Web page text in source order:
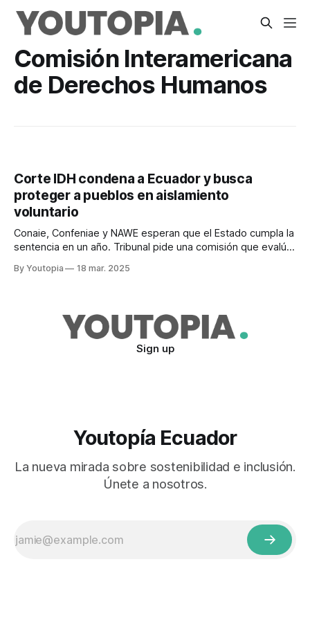
Comisión Interamericana
de Derechos Humanos
Corte IDH condena a Ecuador y busca
proteger a pueblos en aislamiento
voluntario
Conaie, Confeniae y NAWE esperan que el Estado cumpla la
sentencia en un año. Tribunal pide una comisión que evalúe
By Youtopia 18 mar. 2025
Sign up
Youtopía Ecuador
La nueva mirada sobre sostenibilidad e inclusión.
Únete a nosotros.